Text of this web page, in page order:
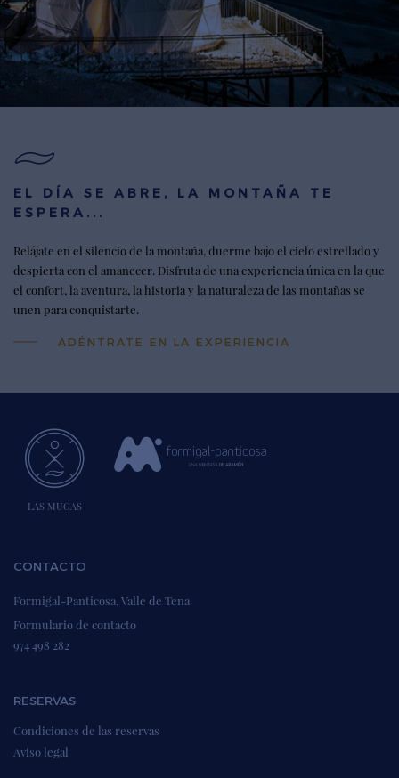
EL DÍA SE ABRE, LA MONTAÑA TE
ESPERA...
Relájate en el silencio de la montaña, duerme bajo el cielo estrellado y
despierta con el amanecer. Disfruta de una experiencia única en la que
el confort, la aventura, la historia y la naturaleza de las montañas se
unen para conquistarte.
ADÉNTRATE EN LA EXPERIENCIA
LAS MUGAS
CONTACTO
Formigal-Panticosa, Valle de Tena
Formulario de contacto
974 498 282
RESERVAS
Condiciones de las reservas
Aviso legal